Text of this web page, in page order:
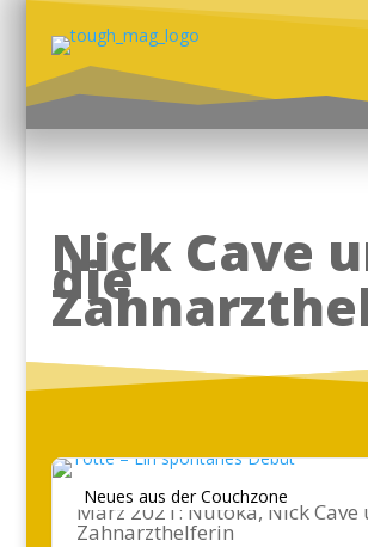
Nick Cave
die
Neues aus der Couchzone
März 2021: Nutoka, Nick Cave
Zahnarzthelferin